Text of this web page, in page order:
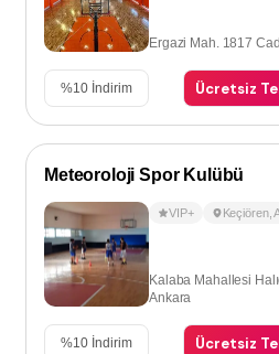
Ergazi Mah. 1817
%10 İndirim Ücretsiz
Meteoroloji Spor Kulübü
VIP+ Keçiören,
Kalaba Mahallesi
Ankara
%10 İndirim Ücretsiz